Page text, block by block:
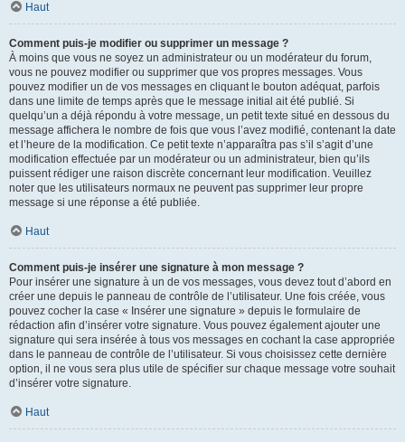
Haut
Comment puis-je modifier ou supprimer un message ?
À moins que vous ne soyez un administrateur ou un modérateur du forum,
vous ne pouvez modifier ou supprimer que vos propres messages. Vous
pouvez modifier un de vos messages en cliquant le bouton adéquat, parfois
dans une limite de temps après que le message initial ait été publié. Si
quelqu’un a déjà répondu à votre message, un petit texte situé en dessous du
message affichera le nombre de fois que vous l’avez modifié, contenant la date
et l’heure de la modification. Ce petit texte n’apparaîtra pas s’il s’agit d’une
modification effectuée par un modérateur ou un administrateur, bien qu’ils
puissent rédiger une raison discrète concernant leur modification. Veuillez
noter que les utilisateurs normaux ne peuvent pas supprimer leur propre
message si une réponse a été publiée.
Haut
Comment puis-je insérer une signature à mon message ?
Pour insérer une signature à un de vos messages, vous devez tout d’abord en
créer une depuis le panneau de contrôle de l’utilisateur. Une fois créée, vous
pouvez cocher la case « Insérer une signature » depuis le formulaire de
rédaction afin d’insérer votre signature. Vous pouvez également ajouter une
signature qui sera insérée à tous vos messages en cochant la case appropriée
dans le panneau de contrôle de l’utilisateur. Si vous choisissez cette dernière
option, il ne vous sera plus utile de spécifier sur chaque message votre souhait
d’insérer votre signature.
Haut